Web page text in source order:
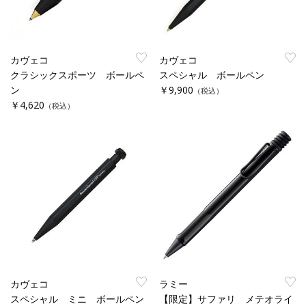
カヴェコ
クラシックスポーツ ボールペ
ン
￥4,620 （税込）
カヴェコ
スペシャル ボールペン
￥9,900 （税込）
カヴェコ
スペシャル ミニ ボールペン
ラミー
【限定】サファリ メテオライ